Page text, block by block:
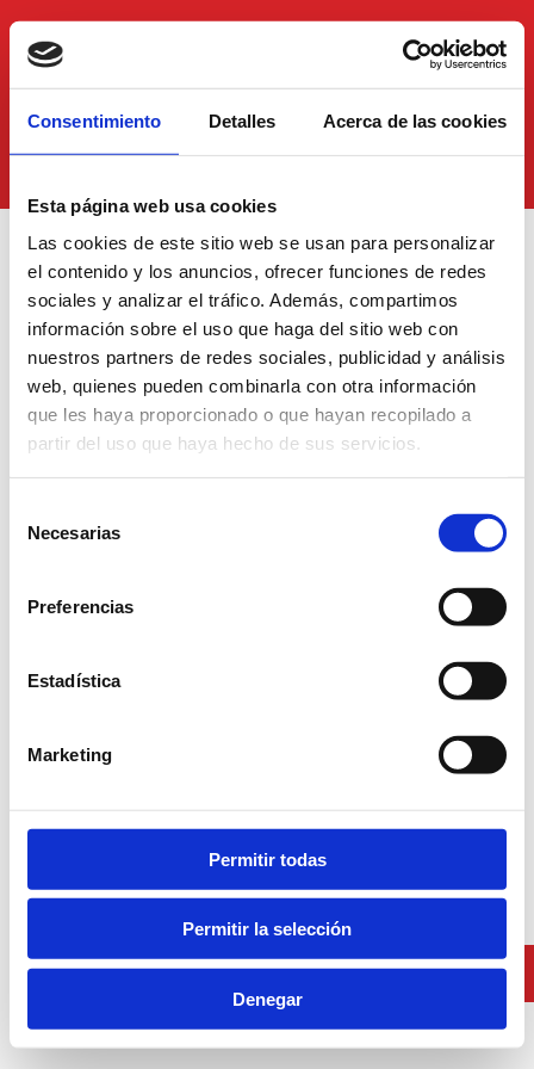
Consentimiento Detalles Acerca de las cookies
Esta página web usa cookies
Las cookies de este sitio web se usan para personalizar
el contenido y los anuncios, ofrecer funciones de redes
sociales y analizar el tráfico. Además, compartimos
información sobre el uso que haga del sitio web con
nuestros partners de redes sociales, publicidad y análisis
web, quienes pueden combinarla con otra información
que les haya proporcionado o que hayan recopilado a
partir del uso que haya hecho de sus servicios.
Necesarias
Preferencias
Estadística
Marketing
Permitir todas
Permitir la selección
Denegar
Iniciar
sesión
Iniciar sesión
Si ya eres usuario, introduce tus datos de acceso
contraseña?